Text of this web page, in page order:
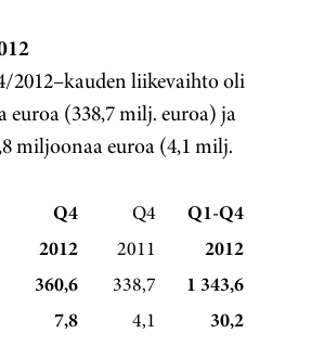
2012–kauden liikevaihto oli
euroa (338,7 milj. euroa) ja
miljoonaa euroa (4,1 milj.
Q4 Q4 Q1-Q4
2012 2011 2012
360,6 338,7 1 343,6
7,8 4,1 30,2